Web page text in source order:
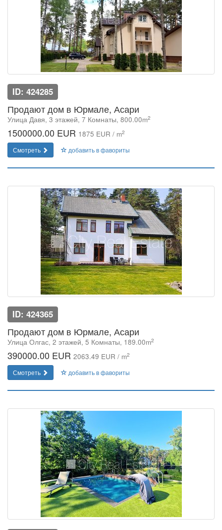
ID: 424285
Продают дом в Юрмале, Асари
Улица Давя, 3 этажей, 7 Комнаты, 800.00m2
1500000.00 EUR 1875 EUR / m2
Смотреть добавить в фавориты
ID: 424365
Продают дом в Юрмале, Асари
Улица Олгас, 2 этажей, 5 Комнаты, 189.00m2
390000.00 EUR 2063.49 EUR / m2
Смотреть добавить в фавориты